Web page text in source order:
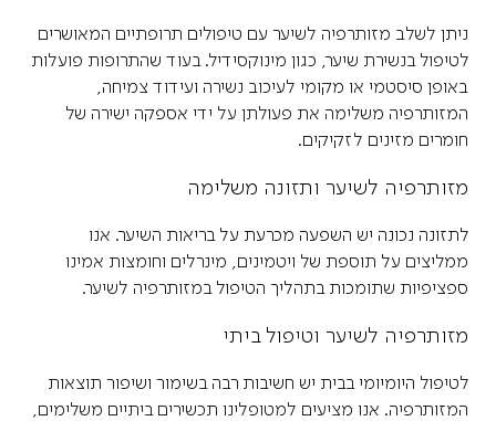
ניתן לשלב מזותרפיה לשיער עם טיפולים תרופתיים המאושרים
לטיפול בנשירת שיער, כגון מינוקסידיל. בעוד שהתרופות פועלות
באופן סיסטמי או מקומי לעיכוב נשירה ועידוד צמיחה,
המזותרפיה משלימה את פעולתן על ידי אספקה ישירה של
חומרים מזינים לזקיקים.
מזותרפיה לשיער ותזונה משלימה
לתזונה נכונה יש השפעה מכרעת על בריאות השיער. אנו
ממליצים על תוספת של ויטמינים, מינרלים וחומצות אמינו
ספציפיות שתומכות בתהליך הטיפול במזותרפיה לשיער.
מזותרפיה לשיער וטיפול ביתי
לטיפול היומיומי בבית יש חשיבות רבה בשימור ושיפור תוצאות
המזותרפיה. אנו מציעים למטופלינו תכשירים ביתיים משלימים,